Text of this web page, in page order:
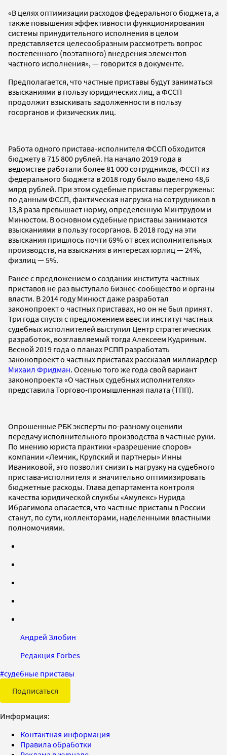
«В целях оптимизации расходов федерального бюджета, а
также повышения эффективности функционирования
системы принудительного исполнения в целом
представляется целесообразным рассмотреть вопрос
постепенного (поэтапного) внедрения элементов
частного исполнения», — говорится в документе.
Предполагается, что частные приставы будут заниматься
взысканиями в пользу юридических лиц, а ФССП
продолжит взыскивать задолженности в пользу
госорганов и физических лиц.
Работа одного пристава-исполнителя ФССП обходится
бюджету в 715 800 рублей. На начало 2019 года в
ведомстве работали более 81 000 сотрудников, ФССП из
федерального бюджета в 2018 году было выделено 48,6
млрд рублей. При этом судебные приставы перегружены:
по данным ФССП, фактическая нагрузка на сотрудников в
13,8 раза превышает норму, определенную Минтрудом и
Минюстом. В основном судебные приставы занимаются
взысканиями в пользу госорганов. В 2018 году на эти
взыскания пришлось почти 69% от всех исполнительных
производств, на взыскания в интересах юрлиц — 24%,
физлиц — 5%.
Ранее с предложением о создании института частных
приставов не раз выступало бизнес-сообщество и органы
власти. В 2014 году Минюст даже разработал
законопроект о частных приставах, но он не был принят.
Три года спустя с предложением ввести институт частных
судебных исполнителей выступил Центр стратегических
разработок, возглавляемый тогда Алексеем Кудриным.
Весной 2019 года о планах РСПП разработать
законопроект о частных приставах рассказал миллиардер
Михаил Фридман. Осенью того же года свой вариант
законопроекта «О частных судебных исполнителях»
представила Торгово-промышленная палата (ТПП).
Опрошенные РБК эксперты по-разному оценили
передачу исполнительного производства в частные руки.
По мнению юриста практики «разрешение споров»
компании «Лемчик, Крупский и партнеры» Инны
Иваниковой, это позволит снизить нагрузку на судебного
пристава-исполнителя и значительно оптимизировать
бюджетные расходы. Глава департамента контроля
качества юридической службы «Амулекс» Нурида
Ибрагимова опасается, что частные приставы в России
станут, по сути, коллекторами, наделенными властными
полномочиями.
Андрей Злобин
Редакция Forbes
#судебные приставы
Подписаться
Информация:
Контактная информация
Правила обработки